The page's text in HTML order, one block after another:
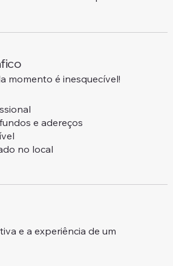
momento é inesquecível!
e adereços
no local
e a experiência de um